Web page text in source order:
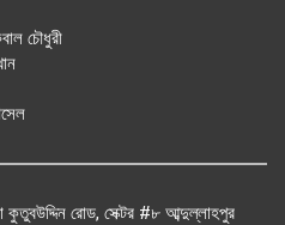
চৌধুরী
রোড, সেক্টর #৮ আব্দুল্লাহপুর